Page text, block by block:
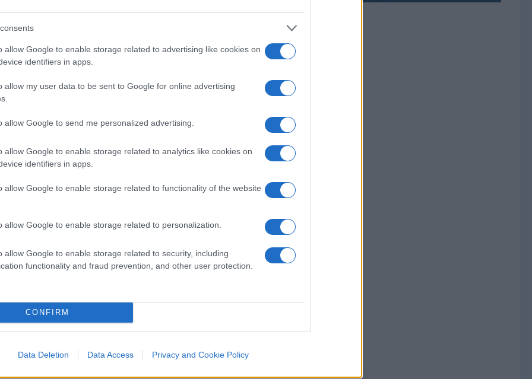
allow Google to enable storage related to advertising like cookies on
identifiers in apps.
allow my user data to be sent to Google for online advertising
allow Google to send me personalized advertising.
allow Google to enable storage related to analytics like cookies on
identifiers in apps.
allow Google to enable storage related to functionality of the website
allow Google to enable storage related to personalization.
allow Google to enable storage related to security, including
functionality and fraud prevention, and other user protection.
CONFIRM
Data Deletion Data Access Privacy and Cookie Policy
destinate all’Ulster senza nemmeno
grado di Dublino, Martin. Un fatto
un Paese membro dell’Ue a tutti gli
del Sinn Fein a solidarizzare con
in questi anni sarà quello di mantenere
dal secessionismo scozzese e dalle
unita. Un mezzo per non passare alla
e Belfast salutare Londra è quello di
messo sotto pressione dall’accordo per
Bill, presentato a fine estate 2020 ai
Bruxelles, che aveva minacciato di adire
confronti di Londra per il mancato
poco le cose si appianarono con un
Paritaria UK-UE, e che ha visto
Commissione Sefcovic e il delegato del
per metterlo al riparo da una questione
e il suo posto è finito tra le mani di
sul Brexit.